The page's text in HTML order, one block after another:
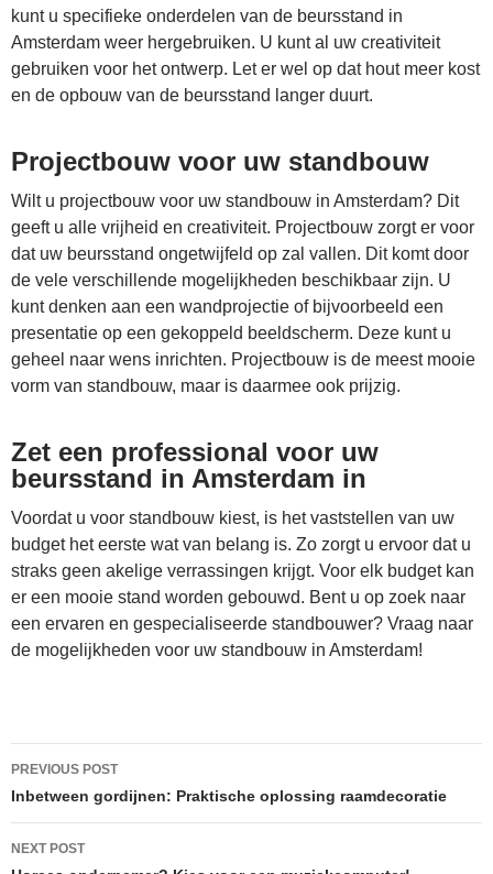
kunt u specifieke onderdelen van de beursstand in
Amsterdam weer hergebruiken. U kunt al uw creativiteit
gebruiken voor het ontwerp. Let er wel op dat hout meer kost
en de opbouw van de beursstand langer duurt.
Projectbouw voor uw standbouw
Wilt u projectbouw voor uw standbouw in Amsterdam? Dit
geeft u alle vrijheid en creativiteit. Projectbouw zorgt er voor
dat uw beursstand ongetwijfeld op zal vallen. Dit komt door
de vele verschillende mogelijkheden beschikbaar zijn. U
kunt denken aan een wandprojectie of bijvoorbeeld een
presentatie op een gekoppeld beeldscherm. Deze kunt u
geheel naar wens inrichten. Projectbouw is de meest mooie
vorm van standbouw, maar is daarmee ook prijzig.
Zet een professional voor uw
beursstand in Amsterdam in
Voordat u voor standbouw kiest, is het vaststellen van uw
budget het eerste wat van belang is. Zo zorgt u ervoor dat u
straks geen akelige verrassingen krijgt. Voor elk budget kan
er een mooie stand worden gebouwd. Bent u op zoek naar
een ervaren en gespecialiseerde standbouwer? Vraag naar
de mogelijkheden voor uw standbouw in Amsterdam!
Post
navigation
PREVIOUS POST
Inbetween gordijnen: Praktische oplossing raamdecoratie
NEXT POST